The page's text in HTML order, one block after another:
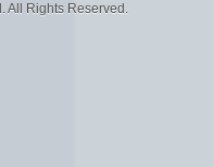
All Rights Reserved.